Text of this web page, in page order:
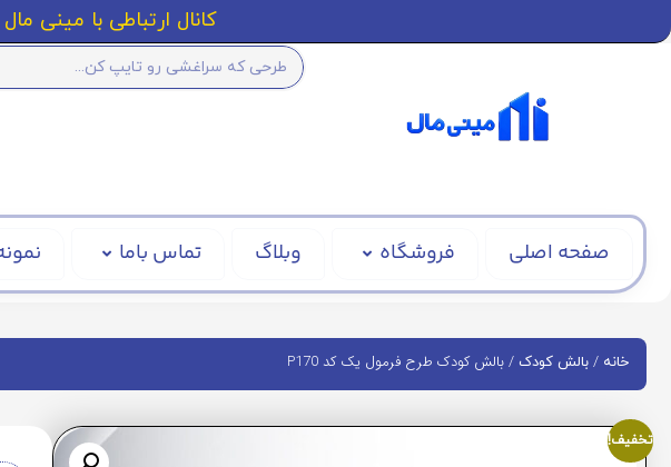
کانال ارتباطی با مینی مال در
صفحه اصلی فروشگاه وبلاگ تماس باما
خانه / بالش کودک / بالش کودک طرح فرمول یک کد P170
تخفیف!